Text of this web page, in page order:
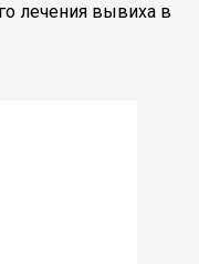
лечения вывиха в